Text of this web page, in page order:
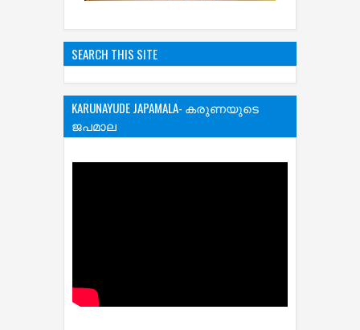
SEARCH THIS SITE
KARUNAYUDE JAPAMALA- കരുണയുടെ
ജപമാല